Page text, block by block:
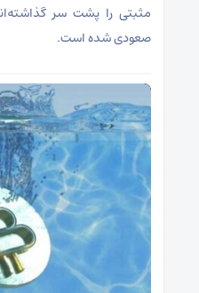
مثبتی را پشت سر
صعودی شده است.